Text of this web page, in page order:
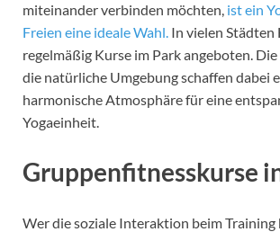
miteinander verbinden möchten, ist ein
Freien eine ideale Wahl. In vielen Städten
regelmäßig Kurse im Park angeboten.
die natürliche Umgebung schaffen dabei
harmonische Atmosphäre für eine
Yogaeinheit.
Gruppenfitnesskurse
Wer die soziale Interaktion beim Training